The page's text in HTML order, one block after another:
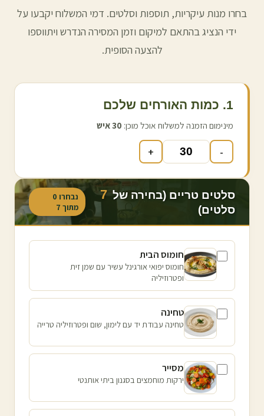
בחרו מנות עיקריות, תוספות וסלטים. דמי המשלוח יקבעו על
ידי הנציג בהתאם למיקום וזמן המסירה הנדרש ויתווספו
להצעה הסופית.
1. כמות האורחים שלכם
מינימום הזמנה למשלוח אוכל מוכן: 30איש
-
+
סלטים טריים (בחירה של 7
סלטים)
נבחרו 0
מתוך 7
חומוס הבית
חומוס יפואי אורגינל עשיר עם שמן זית
ופטרוזיליה
טחינה
טחינה עבודת יד עם לימון, שום ופטרוזיליה טרייה
מסייר
ירקות מוחמצים בסגנון ביתי אותנטי